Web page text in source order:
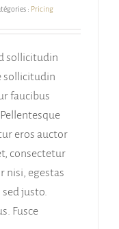
: Pricing
sollicitudin
sollicitudin
faucibus
eros auctor
consectetur
nisi, egestas
justo.
Fusce